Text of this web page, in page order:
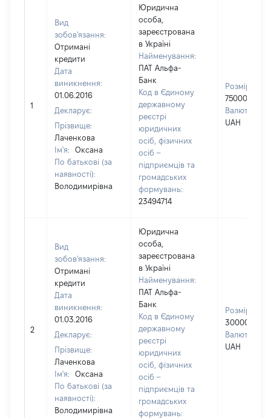
1
Вид
зобов'язання:
Отримані
кредити
Дата
виникнення:
01.06.2016
Декларує:
Прізвище:
Лаченкова
Ім'я:
Оксана
По батькові (за
наявності):
Володимирівна
Юридична
особа,
зареєстрована
в Україні
Найменування:
ПАТ Альфа-
Банк
Код в Єдиному
державному
реєстрі
юридичних
осіб, фізичних
осіб –
підприємців та
громадських
формувань:
23494714
Розмір:
75000
Валюта:
UAH
2
Вид
зобов'язання:
Отримані
кредити
Дата
виникнення:
01.03.2016
Декларує:
Прізвище:
Лаченкова
Ім'я:
Оксана
По батькові (за
наявності):
Володимирівна
Юридична
особа,
зареєстрована
в Україні
Найменування:
ПАТ Альфа-
Банк
Код в Єдиному
державному
реєстрі
юридичних
осіб, фізичних
осіб –
підприємців та
громадських
формувань:
Розмір:
30000
Валюта:
UAH